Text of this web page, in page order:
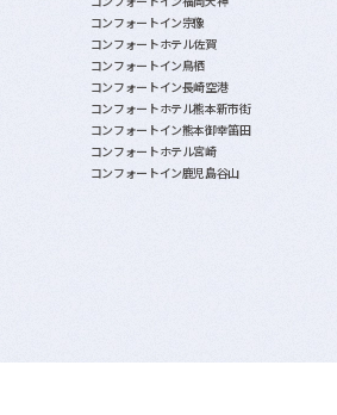
コンフォートイン宗像
コンフォートホテル佐賀
コンフォートイン鳥栖
コンフォートイン長崎空港
コンフォートホテル熊本新市街
コンフォートイン熊本御幸笛田
コンフォートホテル宮崎
コンフォートイン鹿児島谷山